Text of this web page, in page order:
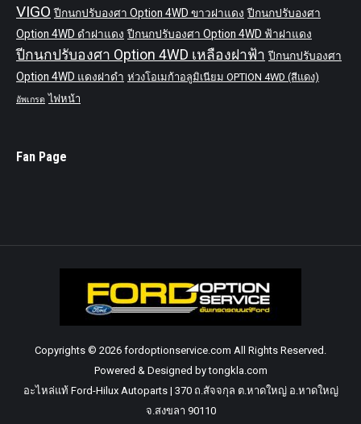
VIGO ปีกนกปรับองศา Option 4WD ขาวฝาแดง ปีกนกปรับองศา
Option 4WD ดำฝาแดง ปีกนกปรับองศา Option 4WD ฟ้าฝาแดง
ปีกนกปรับองศา Option 4WD เหลืองฝาฟ้า ปีกนกปรับองศา
Option 4WD แดงฝาดำ ห่วงโอเมก้าอลูมิเนียม OPTION 4WD (สีแดง)
อัพเกรด ไฟหน้า
Fan Page
Copyrights © 2026 fordoptionservice.com All Rights Reserved.
Powered & Designed by tongkla.com
อะไหล่แท้ Ford-Hilux Autoparts | 370 ถ.สัจจกุล ต.หาดใหญ่ อ.หาดใหญ่
จ.สงขลา 90110